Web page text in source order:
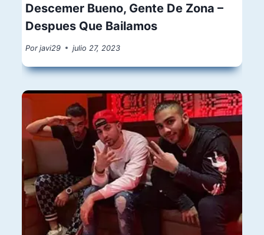
Descemer Bueno, Gente De Zona –
Despues Que Bailamos
Por javi29 julio 27, 2023